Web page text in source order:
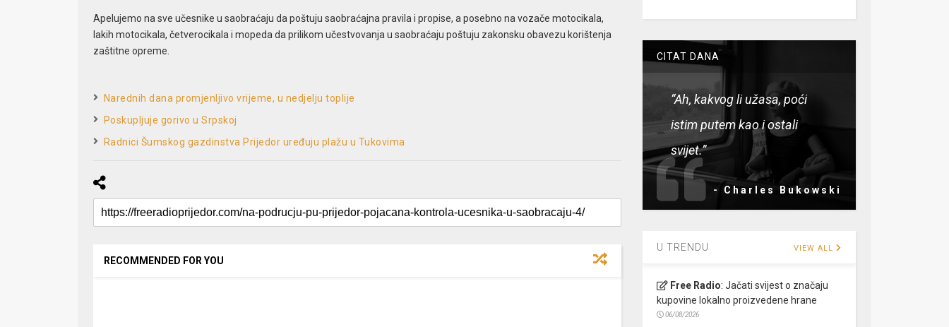
Apelujemo na sve učesnike u saobraćaju da poštuju saobraćajna pravila i propise, a posebno na vozače motocikala,
lakih motocikala, četverocikala i mopeda da prilikom učestvovanja u saobraćaju poštuju zakonsku obavezu korištenja
zaštitne opreme.
Narednih dana promjenljivo vrijeme, u nedjelju toplije
Poskupljuje gorivo u Srpskoj
Radnici Šumskog gazdinstva Prijedor uređuju plažu u Tukovima
RECOMMENDED FOR YOU
CITAT DANA
“Ah, kakvog li užasa, poći
istim putem kao i ostali
svijet.”
- Charles Bukowski
U TRENDU VIEW ALL
Free Radio: Jačati svijest o značaju
kupovine lokalno proizvedene hrane
06/08/2026